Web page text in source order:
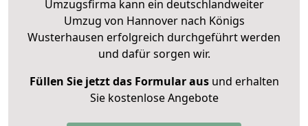
Umzugsfirma kann ein deutschlandweiter
Umzug von Hannover nach Königs
Wusterhausen erfolgreich durchgeführt werden
und dafür sorgen wir.
Füllen Sie jetzt das Formular ausund erhalten
Sie kostenlose Angebote